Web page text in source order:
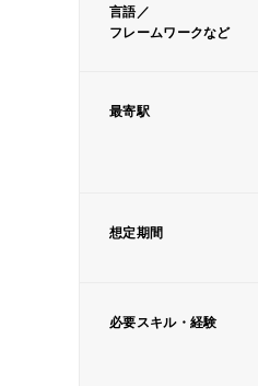
言語／
フレームワークなど
最寄駅
想定期間
必要スキル・経験